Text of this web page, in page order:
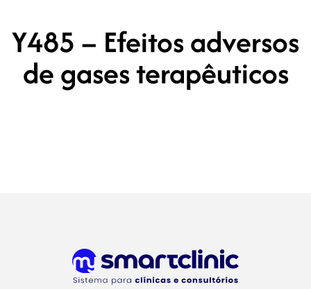
Y485 – Efeitos adversos
de gases terapêuticos